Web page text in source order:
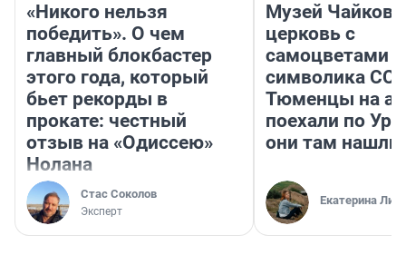
«Никого нельзя
победить». О чем
главный блокбастер
этого года, который
бьет рекорды в
прокате: честный
отзыв на «Одиссею»
Нолана
Стас Соколов
Эксперт
Музей
церковь с
самоцветами
символика
Тюменцы на
поехали по
они там нашли
Екатерина